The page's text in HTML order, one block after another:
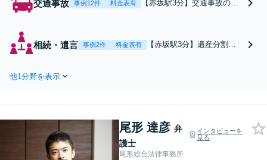
交通事故 事例12件 料金表有
【赤坂駅3分】交通事故の賠
に理解されにくい「見えない
後遺症」の辛さを丁寧なヒア
相続・遺言 事例2件 料金表有
【赤坂駅3分】遺産分割の
と丁寧に言語化します。他
心から納得できる解決を目
指します。【初回相談無
料】
他1分野を表示
尾形 達彦 弁
護士
インタビューを
見る
尾形総合法律事務所